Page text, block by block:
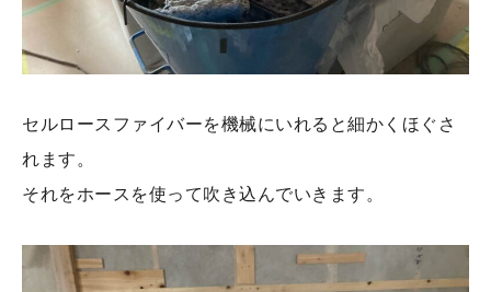
セルロースファイバーを機械にいれると細かくほぐさ
れます。
それをホースを使って吹き込んでいきます。